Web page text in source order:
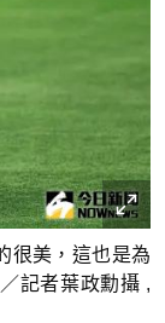
很美，這也是為
記者葉政勳攝 ,